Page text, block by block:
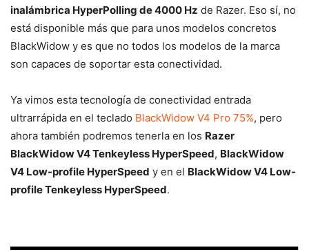
inalámbrica HyperPolling de 4000 Hz de Razer. Eso sí, no
está disponible más que para unos modelos concretos
BlackWidow y es que no todos los modelos de la marca
son capaces de soportar esta conectividad.
Ya vimos esta tecnología de conectividad entrada
ultrarrápida en el teclado BlackWidow V4 Pro 75%, pero
ahora también podremos tenerla en los Razer
BlackWidow V4 Tenkeyless HyperSpeed, BlackWidow
V4 Low-profile HyperSpeed y en el BlackWidow V4 Low-
profile Tenkeyless HyperSpeed.